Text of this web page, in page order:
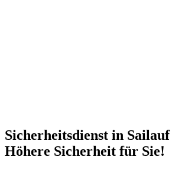
Sicherheitsdienst in Sailauf
Höhere Sicherheit für Sie!